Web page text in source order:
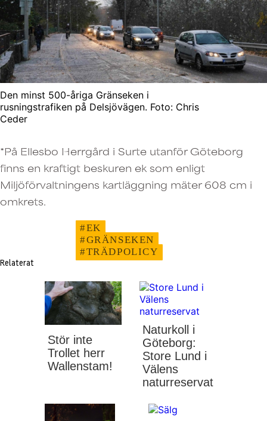
Den minst 500-åriga Gränseken i
rusningstrafiken på Delsjövägen. Foto: Chris
Ceder
*På Ellesbo Herrgård i Surte utanför Göteborg
finns en kraftigt beskuren ek som enligt
Miljöförvaltningens kartläggning mäter 608 cm i
omkrets.
#EK
#GRÄNSEKEN
#TRÄDPOLICY
Relaterat
Stör inte
Trollet herr
Wallenstam!
Naturkoll i
Göteborg:
Store Lund i
Välens
naturreservat
navigation